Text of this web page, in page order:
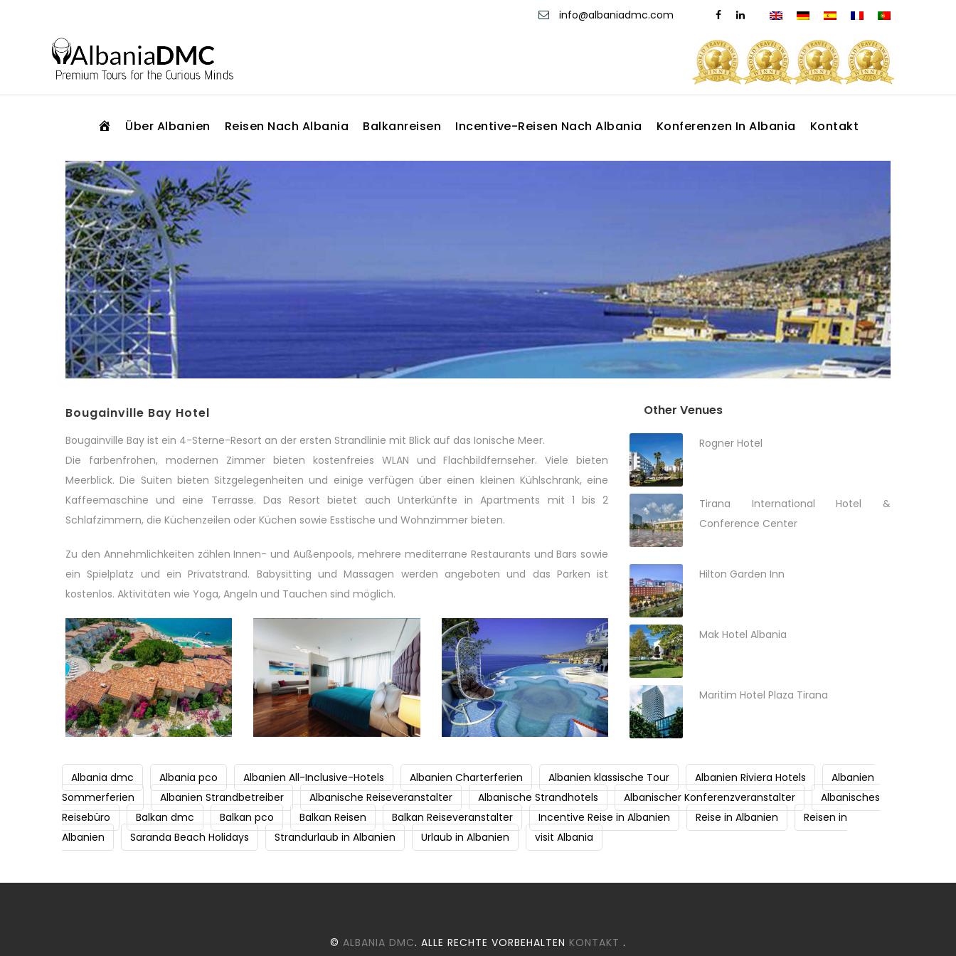
info@albaniadmc.com
A
R
T
S
E
I
T
E
Über Albanien Reisen Nach Albania Balkanreisen Incentive-Reisen Nach Albania Konferenzen In Albania Kontakt
Bougainville Bay Hotel
Bougainville Bay ist ein 4-Sterne-Resort an der ersten Strandlinie mit Blick auf das Ionische Meer.
Die farbenfrohen, modernen Zimmer bieten kostenfreies WLAN und Flachbildfernseher. Viele bieten
Meerblick. Die Suiten bieten Sitzgelegenheiten und einige verfügen über einen kleinen Kühlschrank, eine
Kaffeemaschine und eine Terrasse. Das Resort bietet auch Unterkünfte in Apartments mit 1 bis 2
Schlafzimmern, die Küchenzeilen oder Küchen sowie Esstische und Wohnzimmer bieten.
Zu den Annehmlichkeiten zählen Innen- und Außenpools, mehrere mediterrane Restaurants und Bars sowie
ein Spielplatz und ein Privatstrand. Babysitting und Massagen werden angeboten und das Parken ist
kostenlos. Aktivitäten wie Yoga, Angeln und Tauchen sind möglich.
Other Venues
Rogner Hotel
Tirana International Hotel &
Conference Center
Hilton Garden Inn
Mak Hotel Albania
Maritim Hotel Plaza Tirana
Albania dmc Albania pco Albanien All-Inclusive-Hotels Albanien Charterferien Albanien klassische Tour Albanien Riviera Hotels
Albanien
Sommerferien
Albanien Strandbetreiber Albanische Reiseveranstalter Albanische Strandhotels Albanischer Konferenzveranstalter
Albanisches
Reisebüro
Balkan dmc Balkan pco Balkan Reisen Balkan Reiseveranstalter Incentive Reise in Albanien Reise in Albanien
Reisen in
Albanien
Saranda Beach Holidays Strandurlaub in Albanien Urlaub in Albanien visit Albania
© ALBANIA DMC. ALLE RECHTE VORBEHALTEN KONTAKT .